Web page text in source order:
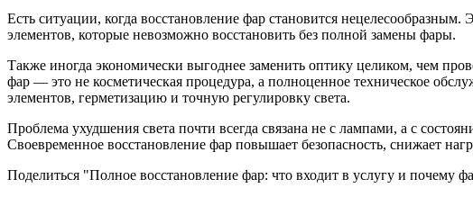
Есть ситуации, когда восстановление фар становится
элементов, которые невозможно восстановить без полной замены фары.
Также иногда экономически выгоднее заменить оптику целиком, чем
фар — это не косметическая процедура, а полноценное техническое
элементов, герметизацию и точную регулировку света.
Проблема ухудшения света почти всегда связана не с лампами, а с
Своевременное восстановление фар повышает безопасность, снижает
Поделиться "Полное восстановление фар: что входит в услугу и почему